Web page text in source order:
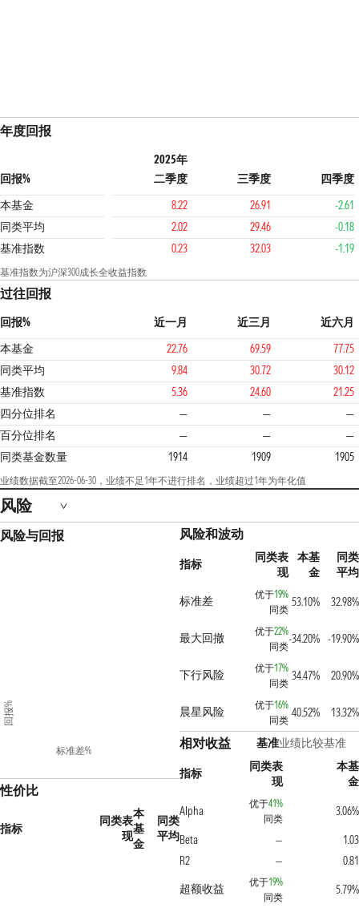
年度回报
回报%
2025年
二季度
三季度
四季度
本基金
8.22 26.91
-2.61
同类平均
2.02 29.46
-0.18
基准指数
0.23 32.03 -1.19
基准指数为沪深300成长全收益指数
过往回报
回报% 近一月 近三月
近六月
本基金
22.76 69.59
77.75
同类平均
9.84 30.72
30.12
基准指数
5.36 24.60
21.25
四分位排名
— — —
1
百分位排名 — —
—
同类基金数量
1914 1909 1905
业绩数据截至2026-06-30，业绩不足1年不进行排名，业绩超过1年为年化值
风险
风险与回报
标准差%
回报%
性价比
指标
同类表
现
本
基
金
同类
平均
风险和波动
指标
同类表
现
本基
金
同类
平均
标准差
优于19%
同类
53.10% 32.98%
最大回撤 优于22%
同类
-34.20% -19.90%
下行风险 优于17%
同类
34.47% 20.90%
晨星风险 优于16%
同类
40.52% 13.32%
相对收益 基准业绩比较基准
指标
同类表
现
本基
金
Alpha
优于41%
同类
3.06%
Beta
—
1.03
R2
—
0.81
超额收益
优于19%
同类
5.79%